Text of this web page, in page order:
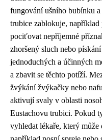
fungování ušního bubínku
trubice zablokuje, například
pociťovat nepříjemné
zhoršený sluch nebo
jednoduchých a účinných
a zbavit se těchto potíží.
žvýkání žvýkačky nebo
aktivují svaly v oblasti
Eustachovu trubici. Pokud
vyhledat lékaře, který